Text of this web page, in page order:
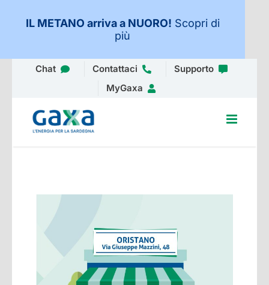
IL METANO arriva a NUORO! Scopri di
più
SaltaChat Contattaci
Supporto
MyGaxa